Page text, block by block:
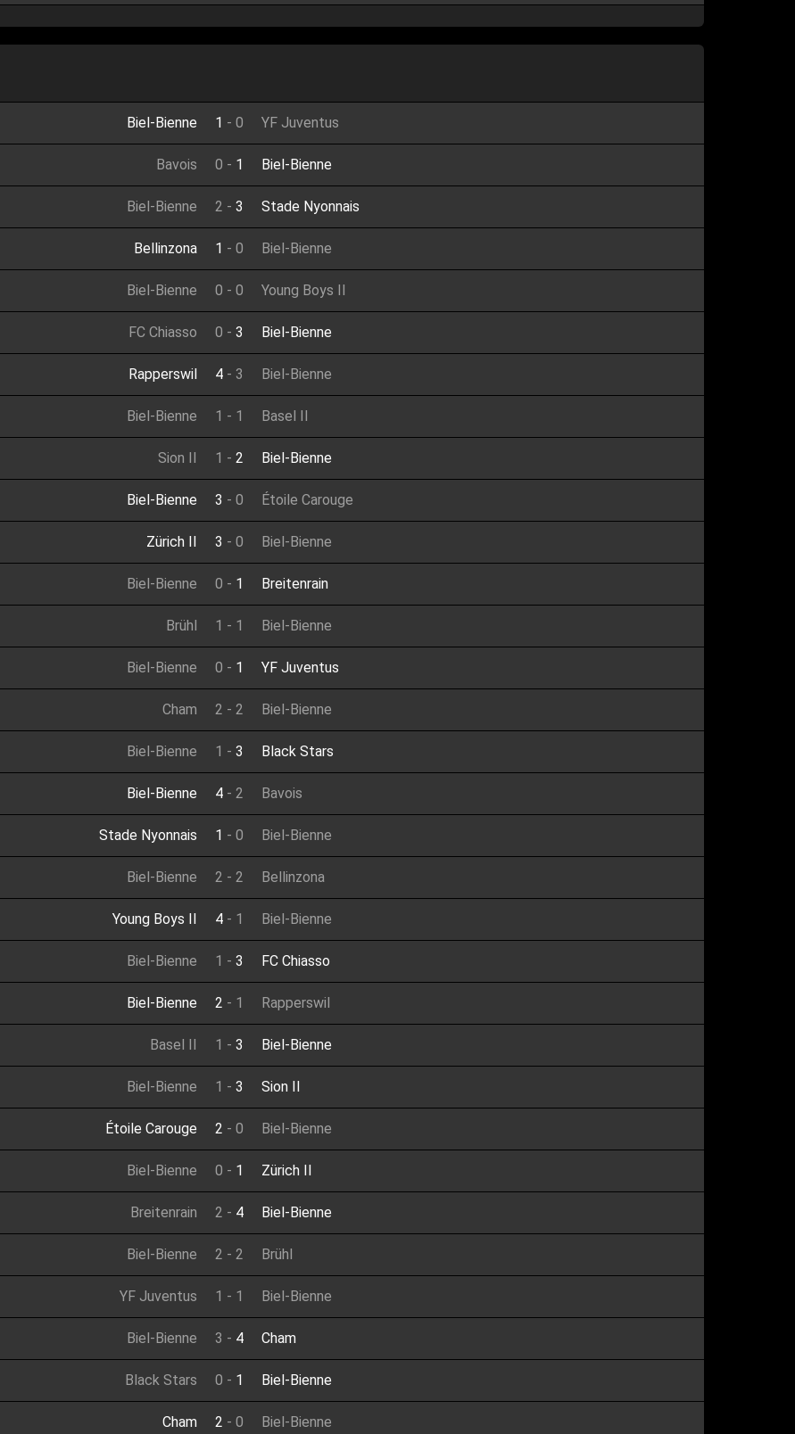
Biel-Bienne 1 - 0 YF Juventus
Bavois 0 - 1 Biel-Bienne
Biel-Bienne 2 - 3 Stade Nyonnais
Bellinzona 1 - 0 Biel-Bienne
Biel-Bienne 0 - 0 Young Boys II
FC Chiasso 0 - 3 Biel-Bienne
Rapperswil 4 - 3 Biel-Bienne
Biel-Bienne 1 - 1 Basel II
Sion II 1 - 2 Biel-Bienne
Biel-Bienne 3 - 0 Étoile Carouge
Zürich II 3 - 0 Biel-Bienne
Biel-Bienne 0 - 1 Breitenrain
Brühl 1 - 1 Biel-Bienne
Biel-Bienne 0 - 1 YF Juventus
Cham 2 - 2 Biel-Bienne
Biel-Bienne 1 - 3 Black Stars
Biel-Bienne 4 - 2 Bavois
Stade Nyonnais 1 - 0 Biel-Bienne
Biel-Bienne 2 - 2 Bellinzona
Young Boys II 4 - 1 Biel-Bienne
Biel-Bienne 1 - 3 FC Chiasso
Biel-Bienne 2 - 1 Rapperswil
Basel II 1 - 3 Biel-Bienne
Biel-Bienne 1 - 3 Sion II
Étoile Carouge 2 - 0 Biel-Bienne
Biel-Bienne 0 - 1 Zürich II
Breitenrain 2 - 4 Biel-Bienne
Biel-Bienne 2 - 2 Brühl
YF Juventus 1 - 1 Biel-Bienne
Biel-Bienne 3 - 4 Cham
Black Stars 0 - 1 Biel-Bienne
Cham 2 - 0 Biel-Bienne